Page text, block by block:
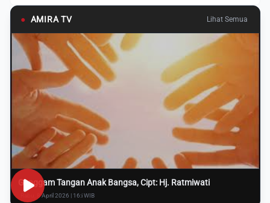
● AMIRA TV Lihat Semua
Genggam Tangan Anak Bangsa, Cipt: Hj. Ratmiwati
Rabu, 8 April 2026 | 16:i WIB